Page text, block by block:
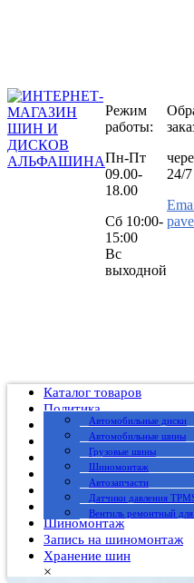
Режим
работы:
Пн-Пт
09.00-
18.00
Сб 10:00-
15:00
Вс
выходной
24/7
Каталог товаров
Автомобильные диски
Автомобильные шины
Грузовые шины
Шиномонтаж
Автозапчасти
Датчики давления
Вентиль ремонтный
Политика
Публичный договор
О нас
Оплата
Доставка
Вакансии
Гарантия
Шиномонтаж
Запись на шиномонтаж
Хранение шин
×